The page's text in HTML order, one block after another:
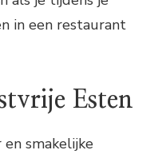
in een restaurant
Esten
smakelijke